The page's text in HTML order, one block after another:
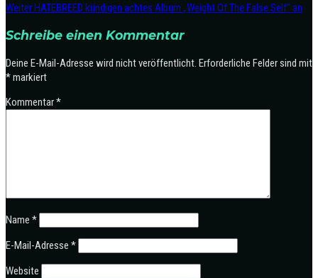
WeiterHATEBREED kündigen achtes Album „Weight Of The False Self“ an
Schreibe einen Kommentar
Deine E-Mail-Adresse wird nicht veröffentlicht. Erforderliche Felder sind mit
*markiert
Kommentar*
Name *
E-Mail-Adresse *
Website